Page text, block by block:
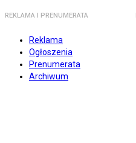
REKLAMA I PRENUMERATA
Reklama
Ogłoszenia
Prenumerata
Archiwum